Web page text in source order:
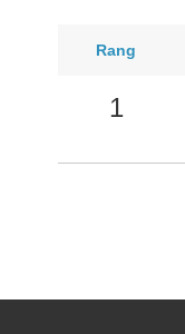
Rang
1